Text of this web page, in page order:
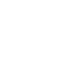
面評価スレで写真
二人ほど意外に好